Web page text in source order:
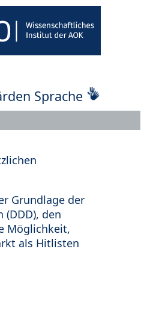
Sprache
Grundlage der
den
Möglichkeit,
als Hitlisten